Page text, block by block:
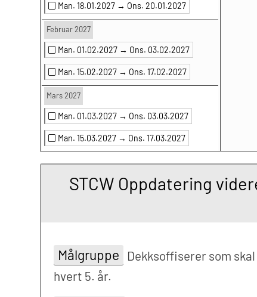
Man. 18.01.2027 → Ons. 20.01.2027
Februar 2027
Man. 01.02.2027 → Ons. 03.02.2027
Man. 15.02.2027 → Ons. 17.02.2027
Mars 2027
Man. 01.03.2027 → Ons. 03.03.2027
Man. 15.03.2027 → Ons. 17.03.2027
STCW Oppdatering
Målgruppe
Dekksoffiserer som
hvert 5. år.